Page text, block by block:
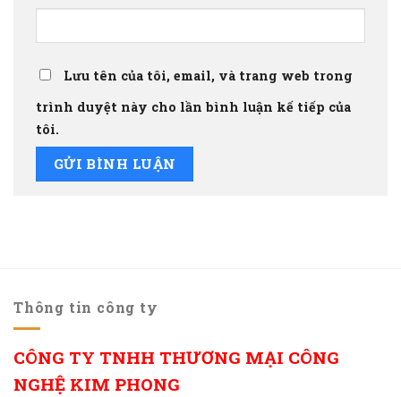
Lưu tên của tôi, email, và trang web trong
trình duyệt này cho lần bình luận kế tiếp của
tôi.
Thông tin công ty
CÔNG TY TNHH THƯƠNG MẠI CÔNG
NGHỆ KIM PHONG